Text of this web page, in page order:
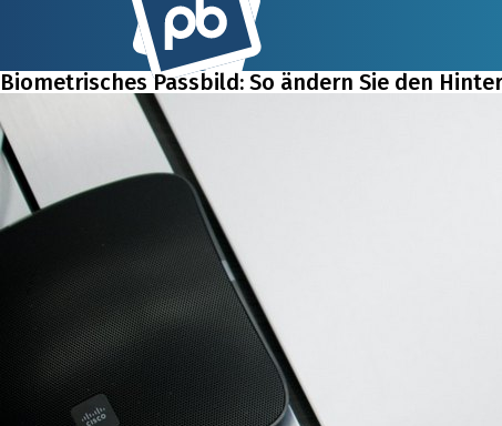
Biometrisches Passbild: So ändern Sie den